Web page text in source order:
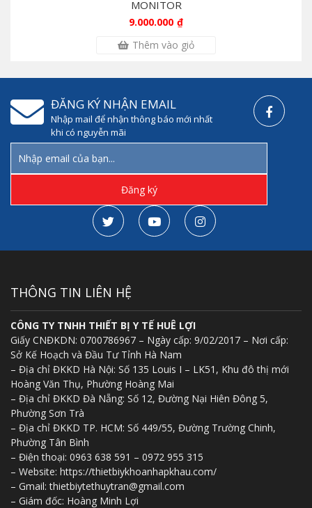
7.000.000 ₫
Thêm vào giỏ
ĐĂNG KÝ NHẬN EMAIL
Nhập mail để nhận thông báo mới nhất
khi có nguyễn mãi
THÔNG TIN LIÊN HỆ
CÔNG TY TNHH THIẾT BỊ Y TẾ HUÊ LỢI
Giấy CNĐKDN: 0700786967 – Ngày cấp: 9/02/2017 – Nơi cấp:
Sở Kế Hoạch và Đầu Tư Tỉnh Hà Nam
– Địa chỉ ĐKKD Hà Nội: Số 135 Louis I – LK51, Khu đô thị mới
Hoàng Văn Thụ, Phường Hoàng Mai
– Địa chỉ ĐKKD Đà Nẵng: Số 12, Đường Nại Hiên Đông 5,
Phường Sơn Trà
– Địa chỉ ĐKKD TP. HCM: Số 449/55, Đường Trường Chinh,
Phường Tân Bình
– Điện thoại: 0963 638 591 – 0972 955 315
– Website: https://thietbiykhoanhapkhau.com/
– Gmail: thietbiytethuytran@gmail.com
– Giám đốc: Hoàng Minh Lợi